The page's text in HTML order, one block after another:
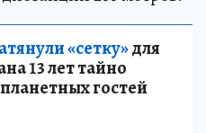
«сетку»для
13 лет тайно
гостей